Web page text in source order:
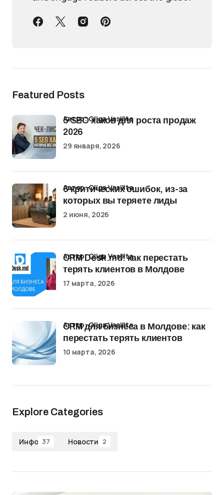
Featured Posts
5 SEO хаков для роста продаж
2026
Автор: Oliga Vasilita
29 января, 2026
6 критических ошибок, из-за
которых вы теряете лиды
Автор: Oliga Vasilita
2 июня, 2026
CRM Desk.md: как перестать
терять клиентов в Молдове
Автор: Oliga Vasilita
17 марта, 2026
CRM для бизнеса в Молдове: как
перестать терять клиентов
Автор: Oliga Vasilita
10 марта, 2026
Explore Categories
Инфо 37 Новости 2